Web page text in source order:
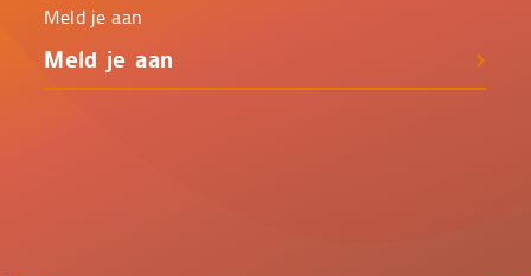
Meld je aan
Meld je aan